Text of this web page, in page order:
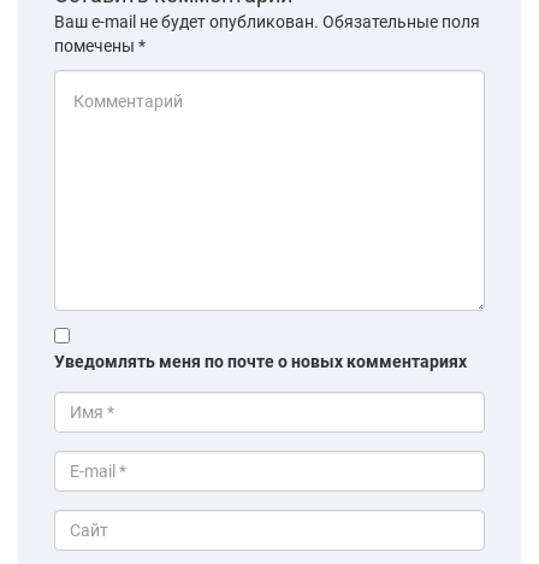
Ваш e-mail не будет опубликован. Обязательные поля
помечены *
Уведомлять меня по почте о новых комментариях